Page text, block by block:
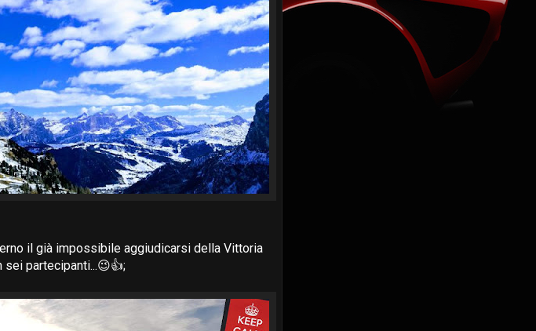
il già impossibile aggiudicarsi della Vittoria
partecipanti...😉👍;